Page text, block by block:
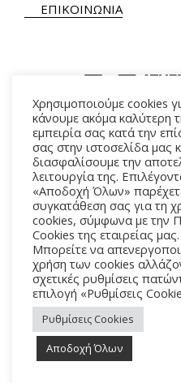
ΕΠΙΚΟΙΝΩΝΙΑ
ΑΛΚΜΗΝΗΣ 5 – 118
Ⓒ Athens Epidaurus Festival
Χρησιμοποιούμε cookies
κάνουμε ακόμα καλύτερη
εμπειρία σας κατά την
σας στην ιστοσελίδα μας
διασφαλίσουμε την
λειτουργία της.
«Αποδοχή Όλων»
συγκατάθεση σας για τη
cookies, σύμφωνα με την
Cookies της εταιρείας μας.
Μπορείτε να
χρήση των cookies
σχετικές ρυθμίσεις
επιλογή «Ρυθμίσεις
Ρυθμίσεις Cookies
Αποδοχή Όλων